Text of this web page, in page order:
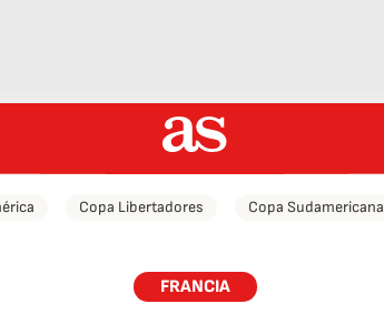
Copa Libertadores Copa Sudamericana
FRANCIA